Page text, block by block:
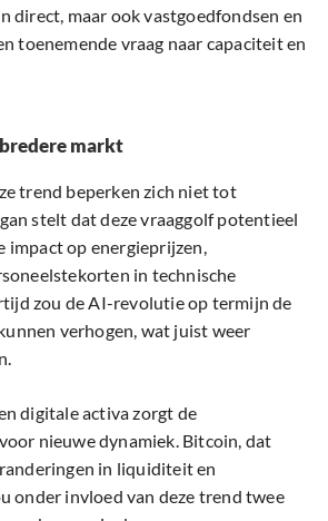
direct, maar ook vastgoedfondsen en
toenemende vraag naar capaciteit en
markt
trend beperken zich niet tot
stelt dat deze vraaggolf potentieel
impact op energieprijzen,
in technische
zou de AI-revolutie op termijn de
verhogen, wat juist weer
digitale activa zorgt de
nieuwe dynamiek. Bitcoin, dat
in liquiditeit en
onder invloed van deze trend twee